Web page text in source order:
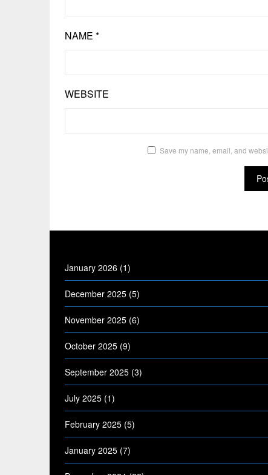
NAME *
WEBSITE
Save my name, email, and
January 2026 (1)
December 2025 (5)
November 2025 (6)
October 2025 (9)
September 2025 (3)
July 2025 (1)
February 2025 (5)
January 2025 (7)